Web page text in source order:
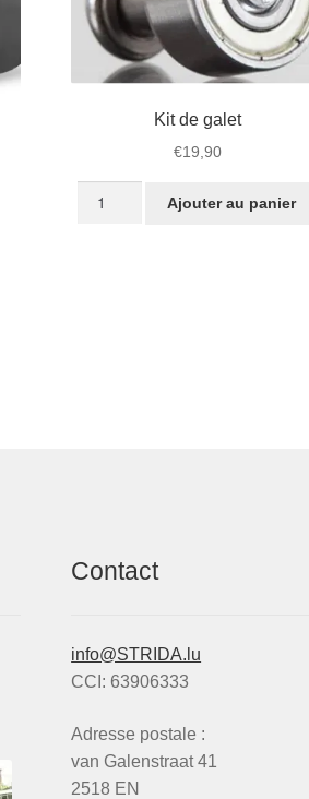
Kit de galet
€19,90
Ajouter au panier
Contact
info@STRIDA.lu
CCI: 63906333
Adresse postale :
van Galenstraat 41
2518 EN